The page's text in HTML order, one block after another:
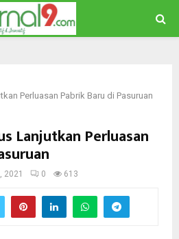
Perluasan Pabrik Baru di Pasuruan
Lanjutkan Perluasan
2021 0 613